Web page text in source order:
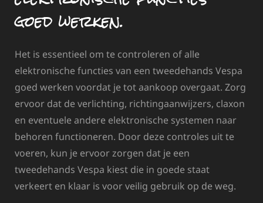
goed werken.
Het is essentieel om te controleren of alle
elektronische functies van een tweedehands Vespa
goed werken voordat je tot aankoop overgaat. Zorg
ervoor dat de verlichting, richtingaanwijzers, claxon
en eventuele andere elektronische systemen naar
behoren functioneren. Door deze controles uit te
voeren, kun je ervoor zorgen dat je een
tweedehands Vespa kiest die in goede staat
verkeert en klaar is voor veilig gebruik op de weg.